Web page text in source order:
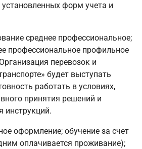
форм учета и
среднее профессиональное;
профессиональное профильное
перевозок и
будет выступать
работать в условиях,
принятия решений и
инструкций.
офоpмление; обучение за счет
оплачивается проживание);